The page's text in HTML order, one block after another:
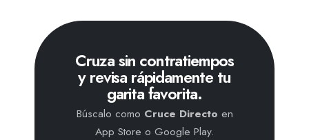
Cruza sin contratiempos
y revisa rápidamente tu
garita favorita.
Búscalo como Cruce Directo en
App Store o Google Play.